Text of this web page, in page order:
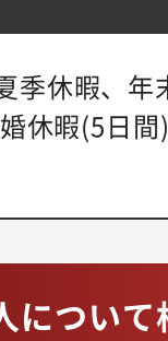
季休暇、
休暇(5日
につい